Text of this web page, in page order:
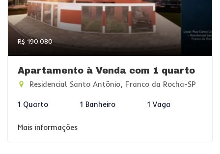
R$ 190.080
Apartamento à Venda com 1 quarto
Residencial Santo Antônio, Franco da Rocha-SP
1 Quarto 1 Banheiro 1 Vaga
Mais informações